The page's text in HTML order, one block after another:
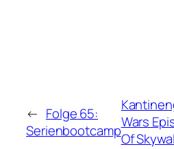
← Folge 65:
SerienbootcampWars
Of